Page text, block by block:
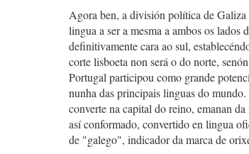
Agora ben, a división política de
lingua a ser a mesma a ambos os
definitivamente cara ao sul,
corte lisboeta non será o do norte,
Portugal participou como grande
nunha das principais linguas do
converte na capital do reino, emanan
así conformado, convertido en lingua
de "galego", indicador da marca de